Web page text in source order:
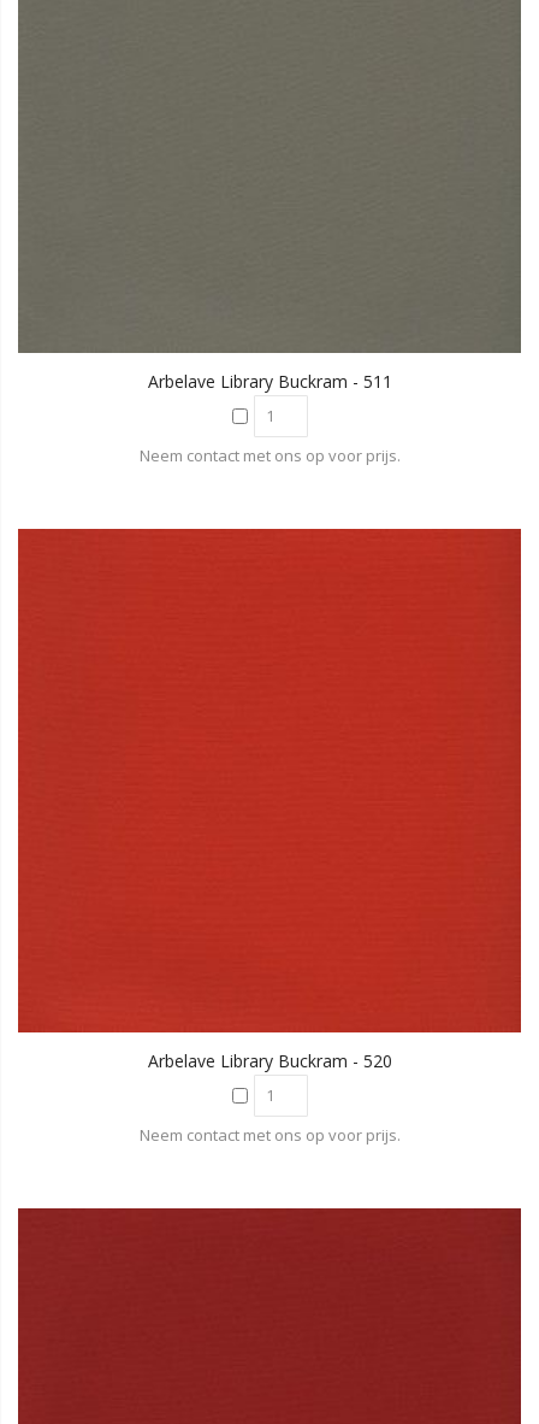
Arbelave Library Buckram - 511
Neem contact met ons op voor prijs.
Arbelave Library Buckram - 520
Neem contact met ons op voor prijs.